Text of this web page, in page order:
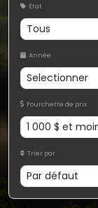
État
Année
Fourchette de prix
Trier par